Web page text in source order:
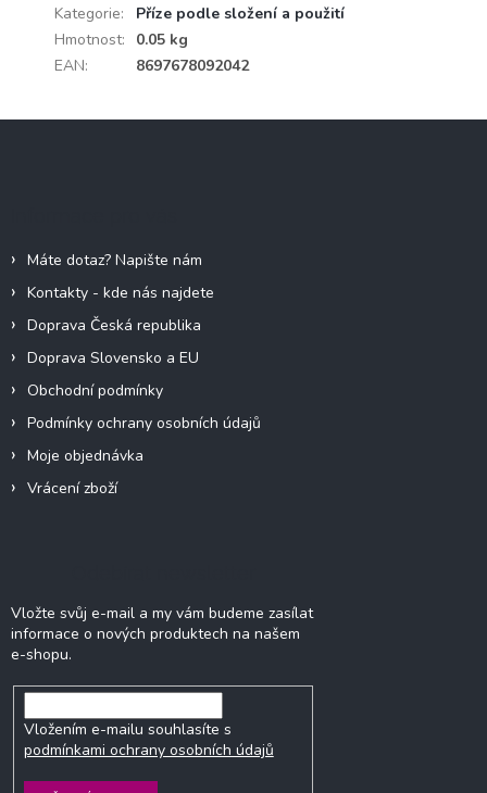
Kategorie:
Příze podle složení a použití
Hmotnost:
0.05 kg
EAN: 8697678092042
Máte dotaz? Napište nám
Kontakty - kde nás najdete
Doprava Česká republika
Doprava Slovensko a EU
Obchodní podmínky
Podmínky ochrany osobních údajů
Moje objednávka
Vrácení zboží
Vložte svůj e-mail a my vám budeme zasílat
informace o nových produktech na našem
e-shopu.
Vložením e-mailu souhlasíte s
podmínkami ochrany osobních údajů